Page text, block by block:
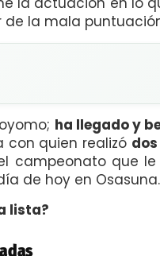
de la mala
ha llegado y
con quien realizó
campeonato que
de hoy en Osasuna.
lista?